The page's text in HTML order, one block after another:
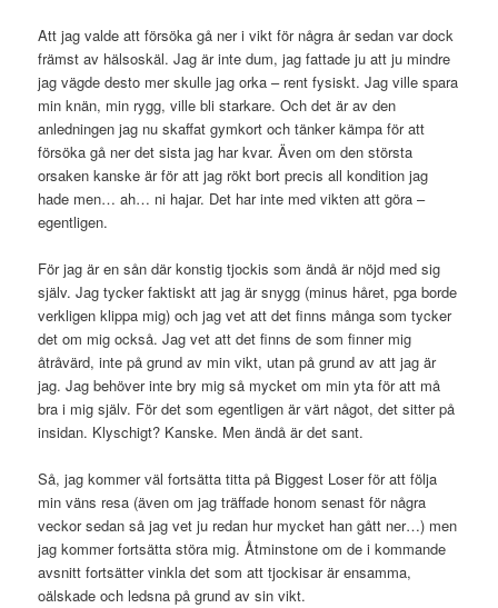
Att jag valde att försöka gå ner i vikt för några år sedan var dock
främst av hälsoskäl. Jag är inte dum, jag fattade ju att ju mindre
jag vägde desto mer skulle jag orka – rent fysiskt. Jag ville spara
min knän, min rygg, ville bli starkare. Och det är av den
anledningen jag nu skaffat gymkort och tänker kämpa för att
försöka gå ner det sista jag har kvar. Även om den största
orsaken kanske är för att jag rökt bort precis all kondition jag
hade men… ah… ni hajar. Det har inte med vikten att göra –
egentligen.
För jag är en sån där konstig tjockis som ändå är nöjd med sig
själv. Jag tycker faktiskt att jag är snygg (minus håret, pga borde
verkligen klippa mig) och jag vet att det finns många som tycker
det om mig också. Jag vet att det finns de som finner mig
åtråvärd, inte på grund av min vikt, utan på grund av att jag är
jag. Jag behöver inte bry mig så mycket om min yta för att må
bra i mig själv. För det som egentligen är värt något, det sitter på
insidan. Klyschigt? Kanske. Men ändå är det sant.
Så, jag kommer väl fortsätta titta på Biggest Loser för att följa
min väns resa (även om jag träffade honom senast för några
veckor sedan så jag vet ju redan hur mycket han gått ner…) men
jag kommer fortsätta störa mig. Åtminstone om de i kommande
avsnitt fortsätter vinkla det som att tjockisar är ensamma,
oälskade och ledsna på grund av sin vikt.